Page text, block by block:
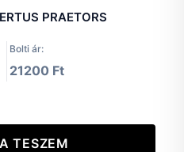
PRAETORS
Bolti ár:
21200 Ft
TESZEM